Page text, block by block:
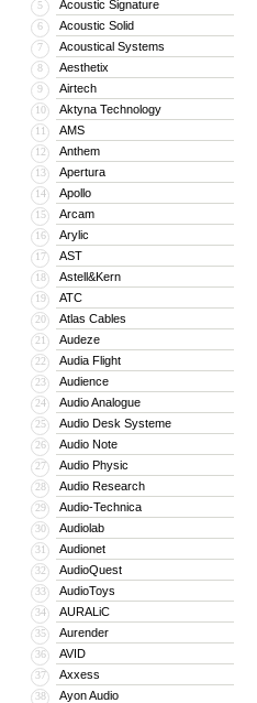
5 Acoustic Signature
6 Acoustic Solid
7 Acoustical Systems
8 Aesthetix
9 Airtech
10 Aktyna Technology
11 AMS
12 Anthem
13 Apertura
14 Apollo
15 Arcam
16 Arylic
17 AST
18 Astell&Kern
19 ATC
20 Atlas Cables
21 Audeze
22 Audia Flight
23 Audience
24 Audio Analogue
25 Audio Desk Systeme
26 Audio Note
27 Audio Physic
28 Audio Research
29 Audio-Technica
30 Audiolab
31 Audionet
32 AudioQuest
33 AudioToys
34 AURALiC
35 Aurender
36 AVID
37 Axxess
38 Ayon Audio